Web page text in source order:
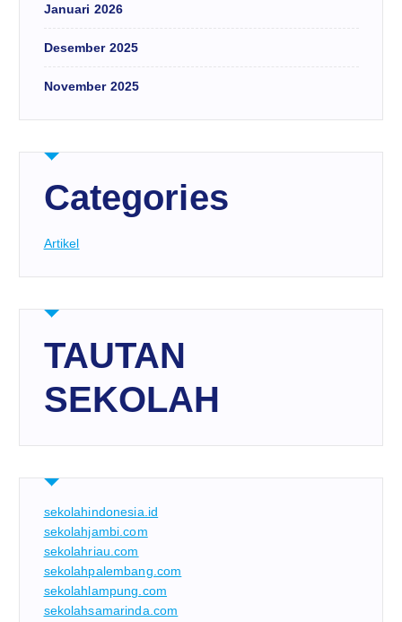
Januari 2026
Desember 2025
November 2025
Categories
Artikel
TAUTAN
SEKOLAH
sekolahindonesia.id
sekolahjambi.com
sekolahriau.com
sekolahpalembang.com
sekolahlampung.com
sekolahsamarinda.com